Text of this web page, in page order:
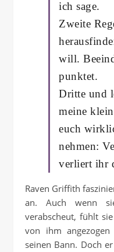
ich sage.
Zweite
will.
punktet.
Dritte und
meine
euch
nehmen:
verliert ihr
Raven Griffith
an. Auch wenn
verabscheut, fühlt
von ihm
seinen Bann. Doch